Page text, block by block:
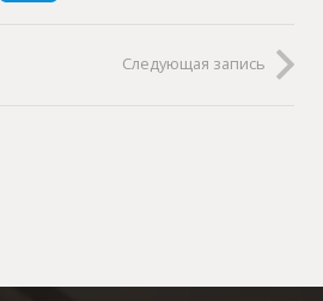
Следующая запись